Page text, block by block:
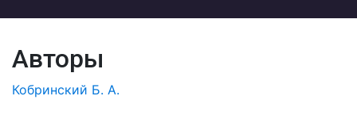
Авторы
Кобринский Б. А.